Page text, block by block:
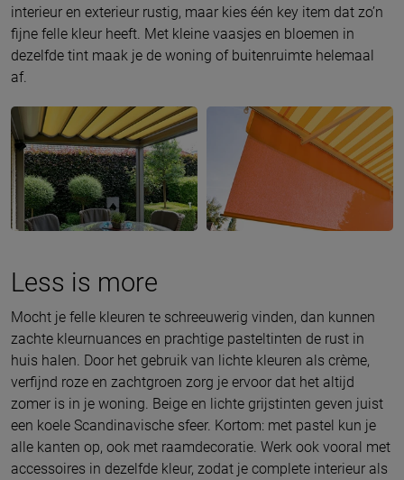
interieur en exterieur rustig, maar kies één key item dat zo’n
fijne felle kleur heeft. Met kleine vaasjes en bloemen in
dezelfde tint maak je de woning of buitenruimte helemaal
af.
Less is more
Mocht je felle kleuren te schreeuwerig vinden, dan kunnen
zachte kleurnuances en prachtige pasteltinten de rust in
huis halen. Door het gebruik van lichte kleuren als crème,
verfijnd roze en zachtgroen zorg je ervoor dat het altijd
zomer is in je woning. Beige en lichte grijstinten geven juist
een koele Scandinavische sfeer. Kortom: met pastel kun je
alle kanten op, ook met raamdecoratie. Werk ook vooral met
accessoires in dezelfde kleur, zodat je complete interieur als